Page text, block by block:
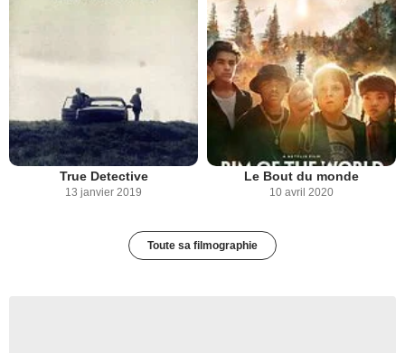
True Detective
13 janvier 2019
Le Bout du monde
10 avril 2020
Toute sa filmographie